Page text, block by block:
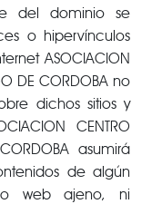
del dominio se
o hipervínculos
ASOCIACION
DE CORDOBA no
dichos sitios y
CENTRO
asumirá
de algún
web ajeno, ni